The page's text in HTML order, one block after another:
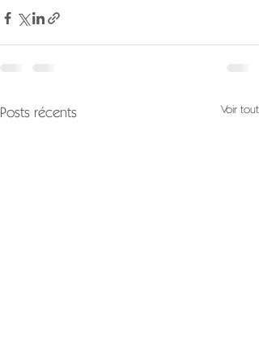
Posts récents Voir tout